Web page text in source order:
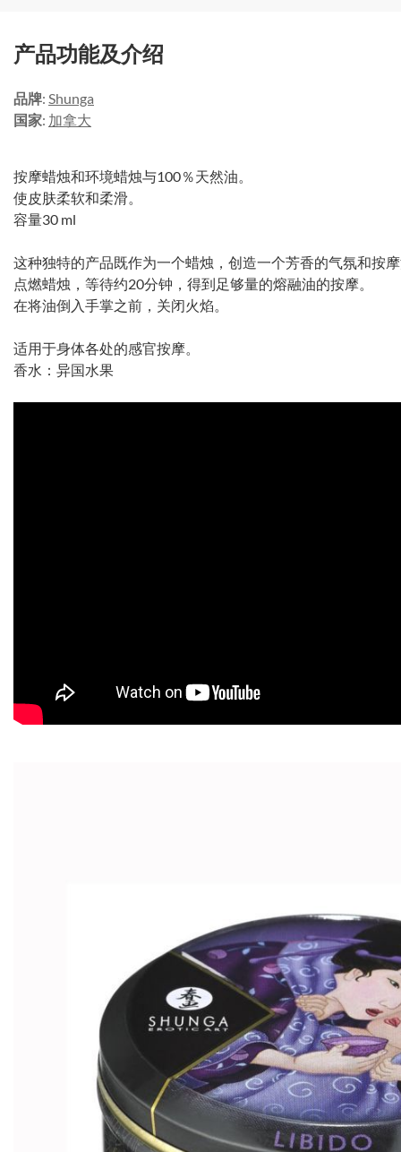
产品功能及介绍
品牌: Shunga
国家: 加拿大
按摩蜡烛和环境蜡烛与100％天然油。
使皮肤柔软和柔滑。
容量30 ml
这种独特的产品既作为一个蜡烛，创造一个芳香的气氛和按
点燃蜡烛，等待约20分钟，得到足够量的熔融油的按摩。
在将油倒入手掌之前，关闭火焰。
适用于身体各处的感官按摩。
香水：异国水果